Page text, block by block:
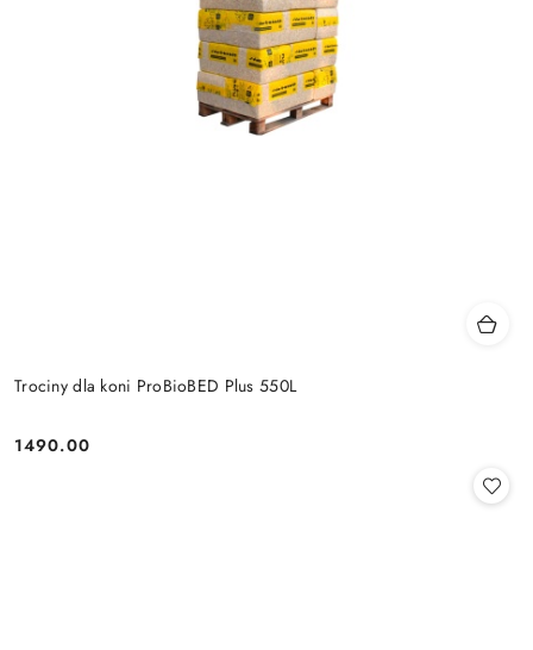
Trociny dla koni ProBioBED Plus 550L
Cena:
1490.00